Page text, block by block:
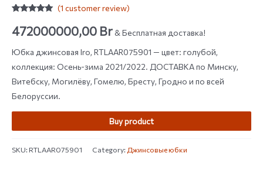
out of 5
based on
rating
(1 customer review)
472000000,00 Br& Бесплатная доставка!
Юбка джинсовая Iro, RTLAAR075901 — цвет: голубой,
коллекция: Осень-зима 2021/2022. ДОСТАВКА по Минску,
Витебску, Могилёву, Гомелю, Бресту, Гродно и по всей
Белоруссии.
Buy product
SKU:RTLAAR075901 Category: Джинсовые юбки